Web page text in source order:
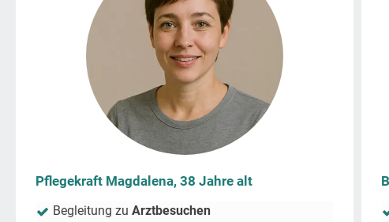
Pflegekraft Magdalena, 38 Jahre alt
Begleitung zu Arztbesuchen